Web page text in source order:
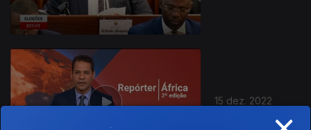
15 dez. 2022